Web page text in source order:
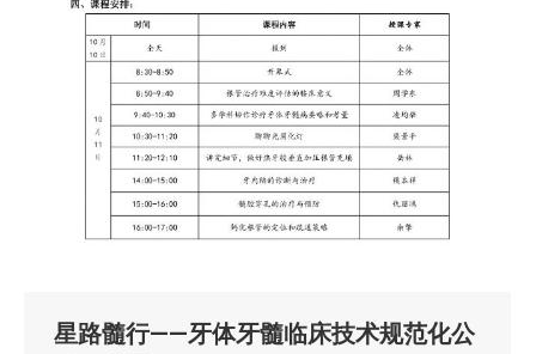
星路髓行——牙体牙髓临床技术规范化公